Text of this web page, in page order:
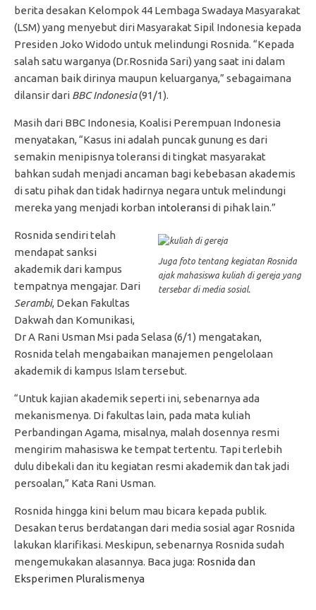
berita desakan Kelompok 44 Lembaga Swadaya Masyarakat
(LSM) yang menyebut diri Masyarakat Sipil Indonesia kepada
Presiden Joko Widodo untuk melindungi Rosnida. “Kepada
salah satu warganya (Dr.Rosnida Sari) yang saat ini dalam
ancaman baik dirinya maupun keluarganya,” sebagaimana
dilansir dari BBC Indonesia(91/1).
Masih dari BBC Indonesia, Koalisi Perempuan Indonesia
menyatakan, “Kasus ini adalah puncak gunung es dari
semakin menipisnya toleransi di tingkat masyarakat
bahkan sudah menjadi ancaman bagi kebebasan akademis
di satu pihak dan tidak hadirnya negara untuk melindungi
mereka yang menjadi korban intoleransidi pihak lain.”
Juga foto tentang kegiatan Rosnida
ajak mahasiswa kuliah di gereja yang
tersebar di media sosial.
Rosnida sendiri telah
mendapat sanksi
akademik dari kampus
tempatnya mengajar. Dari
Serambi, Dekan Fakultas
Dakwah dan Komunikasi,
Dr A Rani Usman Msi pada Selasa (6/1) mengatakan,
Rosnida telah mengabaikan manajemen pengelolaan
akademik di kampus Islam tersebut.
“Untuk kajian akademik seperti ini, sebenarnya ada
mekanismenya. Di fakultas lain, pada mata kuliah
Perbandingan Agama, misalnya, malah dosennya resmi
mengirim mahasiswa ke tempat tertentu. Tapi terlebih
dulu dibekali dan itu kegiatan resmi akademik dan tak jadi
persoalan,” Kata Rani Usman.
Rosnida hingga kini belum mau bicara kepada publik.
Desakan terus berdatangan dari media sosial agar Rosnida
lakukan klarifikasi. Meskipun, sebenarnya Rosnida sudah
mengemukakan alasannya. Baca juga: Rosnida dan
Eksperimen Pluralismenya